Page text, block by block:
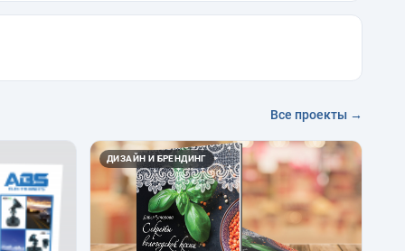
Все проекты →
ДИЗАЙН И БРЕНДИНГ